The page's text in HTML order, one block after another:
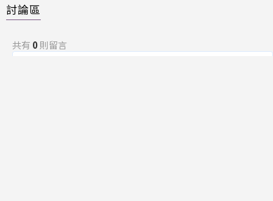
討論區
共有 0則留言